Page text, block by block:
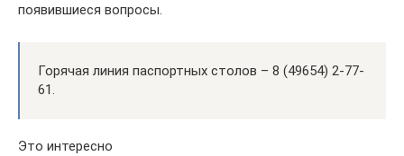
появившиеся вопросы.
Горячая линия паспортных столов – 8 (49654) 2-77-
61.
Это интересно